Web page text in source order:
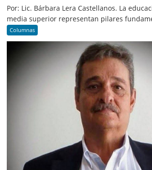
Por: Lic. Bárbara Lera Castellanos. La
media superior representan pilares
Columnas